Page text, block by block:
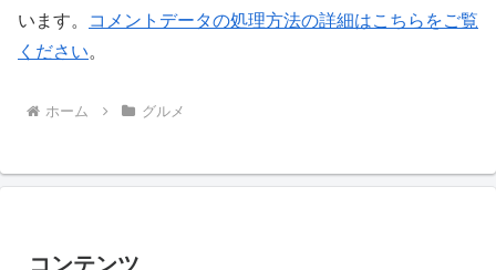
います。
コメントデータの処理方法の詳細はこちらをご覧
ください。
ホーム グルメ
コンテンツ